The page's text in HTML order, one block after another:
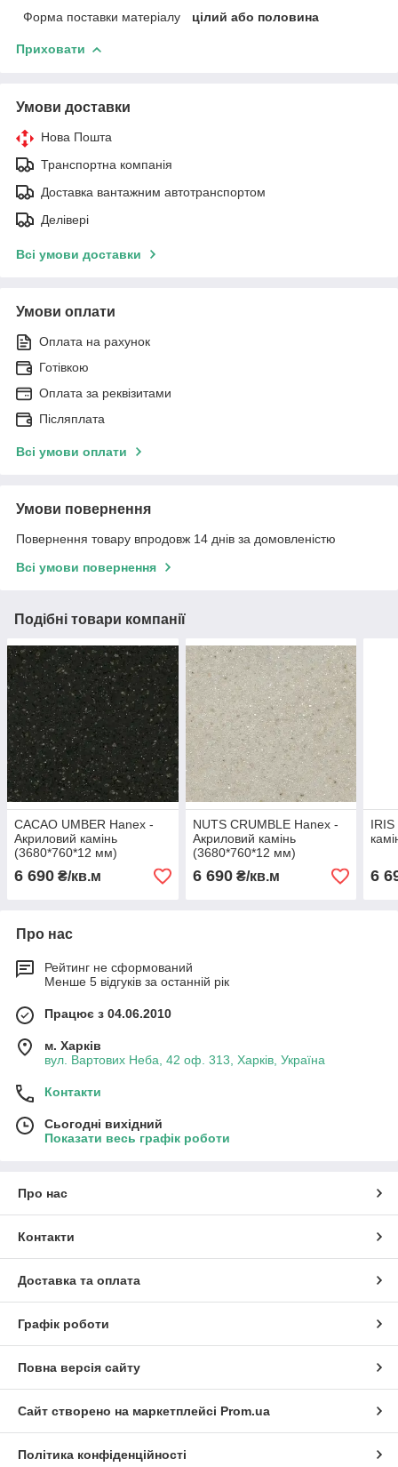
Форма поставки матеріалу
цілий або половина
Приховати
Умови доставки
Нова Пошта
Транспортна компанія
Доставка вантажним автотранспортом
Делівері
Всі умови доставки
Умови оплати
Оплата на рахунок
Готівкою
Оплата за реквізитами
Післяплата
Всі умови оплати
Умови повернення
Повернення товару впродовж 14 днів за домовленістю
Всі умови повернення
Подібні товари компанії
CACAO UMBER Hanex -
Акриловий камінь
(3680*760*12 мм)
6 690 ₴/кв.м
NUTS CRUMBLE Hanex -
Акриловий камінь
(3680*760*12 мм)
6 690₴/кв.м 6
Про нас
Рейтинг не сформований
Менше 5 відгуків за останній рік
Працює з 04.06.2010
м. Харків
вул. Вартових Неба, 42 оф. 313, Харків, Україна
Контакти
Сьогодні вихідний
Показати весь графік роботи
Про нас
Контакти
Доставка та оплата
Графік роботи
Повна версія сайту
Сайт створено на маркетплейсі Prom.ua
Політика конфіденційності